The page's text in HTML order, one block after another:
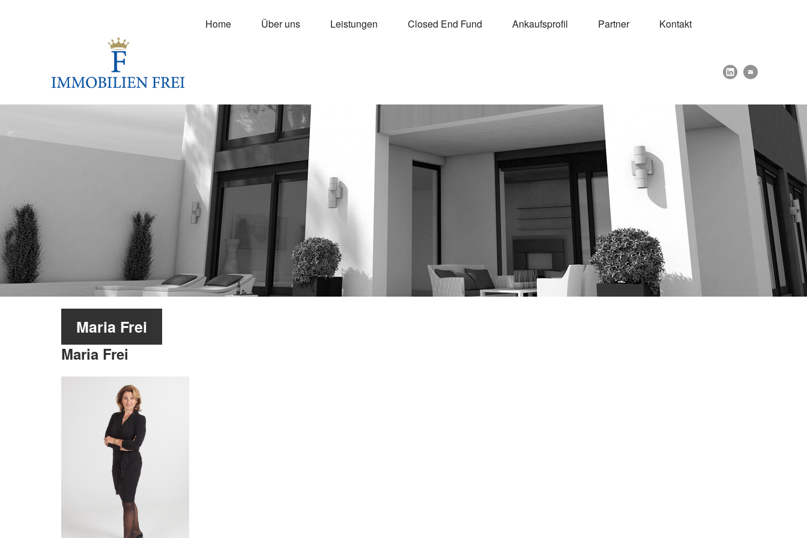
Home Über uns Leistungen Closed End Fund Ankaufsprofil Partner Kontakt
Maria Frei
Maria Frei